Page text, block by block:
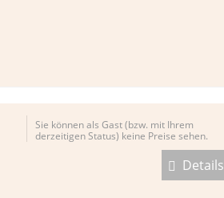
Sie können als Gast (bzw. mit Ihrem
derzeitigen Status) keine Preise sehen.
Details